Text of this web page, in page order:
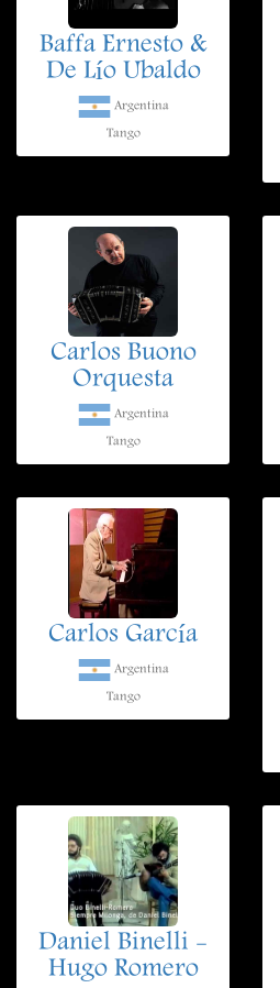
Baffa Ernesto &
De Lío Ubaldo
Argentina
Tango
Carlos Buono
Orquesta
Argentina
Tango
Carlos García
Argentina
Tango
Daniel Binelli -
Hugo Romero